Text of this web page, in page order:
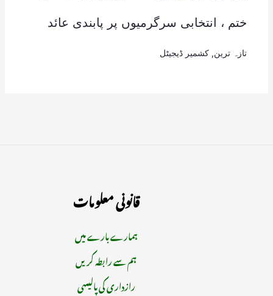
ختم ، انتخابی سرگرمیوں پر پابندی عائد
تازہ ترین کشمیر ڈیجیٹل
قانونی معلومات
ہمارے بارے میں
ہم سے رابطہ کریں
رازداری کی پالیسی